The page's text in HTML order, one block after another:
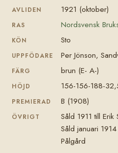
AVLIDEN 1921 (oktober)
RAS Nordsvensk
KÖN Sto
UPPFÖDARE Per Jönson,
FÄRG brun (E- A-)
HÖJD 156-156-188-
PREMIERAD B (1908)
ÖVRIGT
Såld 1911 till Erik
Såld januari
Pålgård